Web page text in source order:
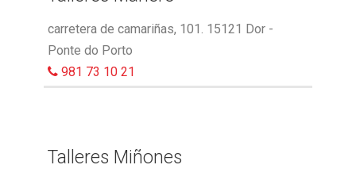
carretera de camariñas, 101. 15121 Dor -
Ponte do Porto
981 73 10 21
Talleres Miñones